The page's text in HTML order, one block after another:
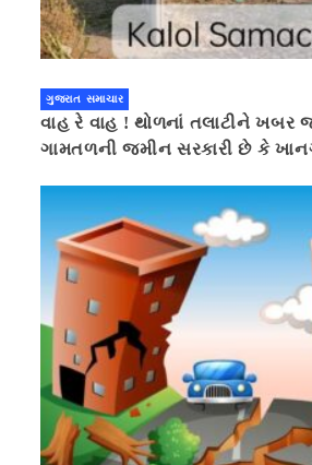
ગુજરાત સમાચાર
વાહ રે વાહ ! થોળનાં તલાટીને ખબર
ગામતળની જમીન સરકારી છે કે